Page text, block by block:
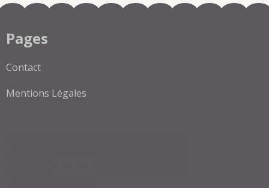
Pages
Contact
Mentions Légales